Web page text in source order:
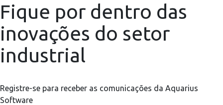
Fique por dentro das
inovações do setor
industrial
Registre-se para receber as comunicações da Aquarius
Software